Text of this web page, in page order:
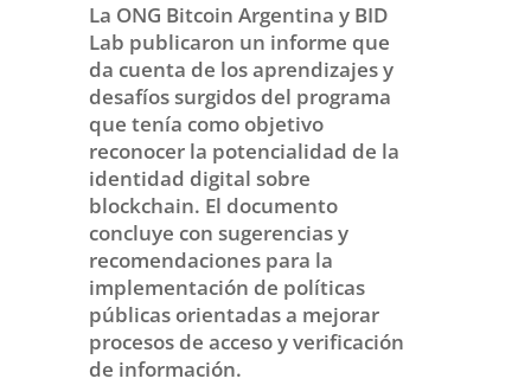
La ONG Bitcoin Argentina y BID
Lab publicaron un informe que
da cuenta de los aprendizajes y
desafíos surgidos del programa
que tenía como objetivo
reconocer la potencialidad de la
identidad digital sobre
blockchain. El documento
concluye con sugerencias y
recomendaciones para la
implementación de políticas
públicas orientadas a mejorar
procesos de acceso y verificación
de información.